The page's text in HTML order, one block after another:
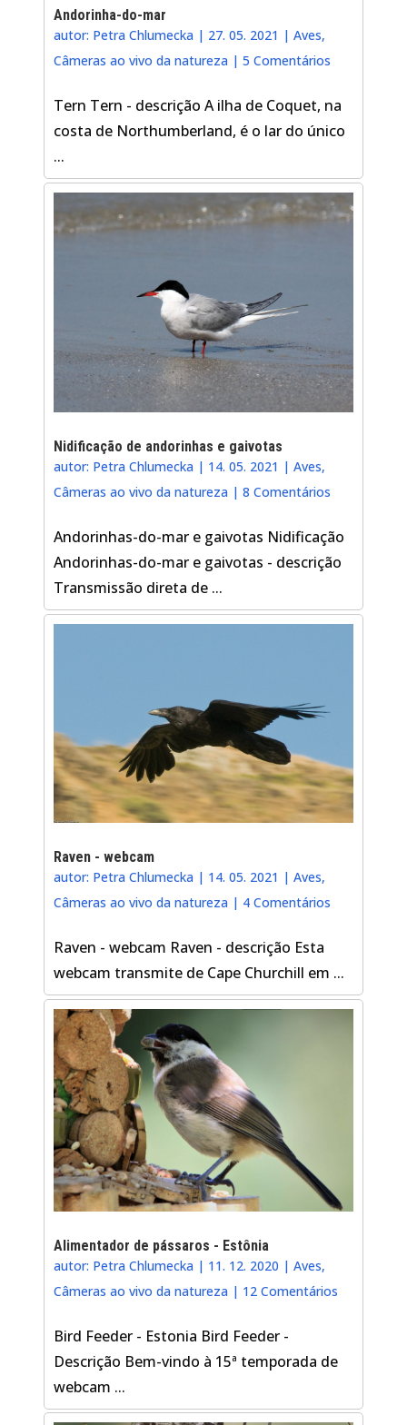
Andorinha-do-mar
autor: Petra Chlumecka | 27. 05. 2021 |Aves,
Câmeras ao vivo da natureza |5 Comentários
Tern Tern - descrição A ilha de Coquet, na
costa de Northumberland, é o lar do único
...
Nidificação de andorinhas e gaivotas
autor: Petra Chlumecka | 14. 05. 2021 |Aves,
Câmeras ao vivo da natureza |8 Comentários
Andorinhas-do-mar e gaivotas Nidificação
Andorinhas-do-mar e gaivotas - descrição
Transmissão direta de ...
Raven - webcam
autor: Petra Chlumecka | 14. 05. 2021 |Aves,
Câmeras ao vivo da natureza | 4 Comentários
Raven - webcam Raven - descrição Esta
webcam transmite de Cape Churchill em ...
Alimentador de pássaros - Estônia
autor: Petra Chlumecka | 11. 12. 2020 |Aves,
Câmeras ao vivo da natureza | 12 Comentários
Bird Feeder - Estonia Bird Feeder -
Descrição Bem-vindo à 15ª temporada de
webcam ...